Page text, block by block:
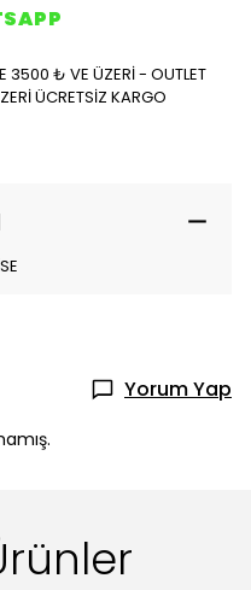
3500 ₺ VE ÜZERİ - OUTLET
ÜCRETSİZ KARGO
Yorum Yap